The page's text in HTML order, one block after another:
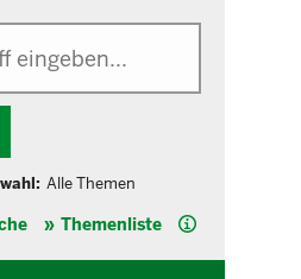
Alle Themen
Themenliste Hilfe